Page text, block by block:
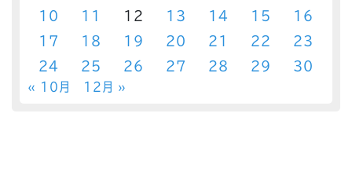
10
11 12 13 14 15
16
17
18 19 20 21 22
23
24
25 26 27 28 29 30
« 10月 12月 »